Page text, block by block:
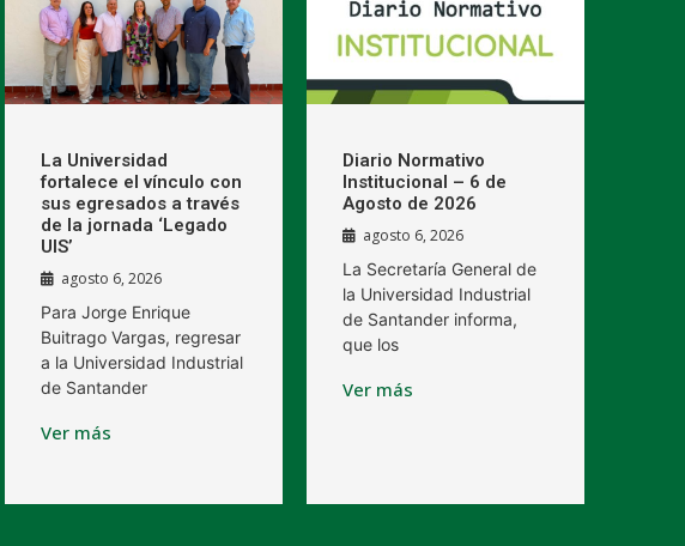
La Universidad
fortalece el vínculo con
sus egresados a través
de la jornada ‘Legado
UIS’
agosto 6, 2026
Para Jorge Enrique
Buitrago Vargas, regresar
a la Universidad Industrial
de Santander
Ver más
Diario Normativo
Institucional – 6 de
Agosto de 2026
agosto 6, 2026
La Secretaría General de
la Universidad Industrial
de Santander informa,
que los
Ver más